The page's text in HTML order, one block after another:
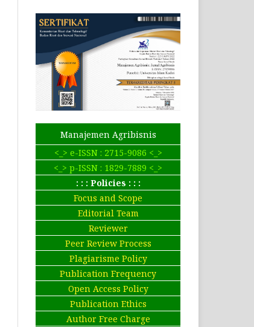
Manajemen Agribisnis
<_> e-ISSN : 2715-9086 <_>
<_> p-ISSN : 1829-7889 <_>
: : : Policies : : :
Focus and Scope
Editorial Team
Reviewer
Peer Review Process
Plagiarisme Policy
Publication Frequency
Open Access Policy
Publication Ethics
Author Free Charge